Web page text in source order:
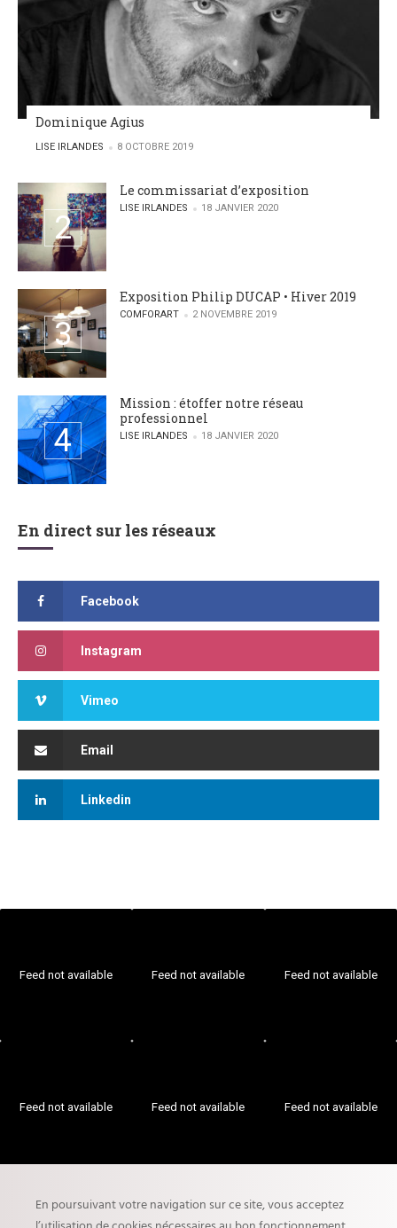
Dominique Agius
POSTED BY
LISE IRLANDES 8 OCTOBRE 2019
Le commissariat d’exposition
POSTED BY
LISE IRLANDES 18 JANVIER 2020
Exposition Philip DUCAP • Hiver 2019
POSTED BY
COMFORART 2 NOVEMBRE 2019
Mission : étoffer notre réseau
professionnel
POSTED BY
LISE IRLANDES 18 JANVIER 2020
En direct sur les réseaux
Facebook
Instagram
Vimeo
Email
Linkedin
Feed not available Feed not available Feed not available
Feed not available Feed not available Feed not available
En poursuivant votre navigation sur ce site, vous acceptez